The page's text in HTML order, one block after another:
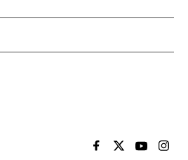
EL PAÍS BRASIL EN
EL PAÍSEL PAÍS
EL